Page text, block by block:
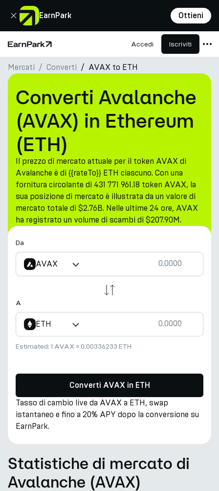
EarnPark Ottieni
Chiudi
Pagina principale Accedi Iscriviti
Prodotti
Mercati
Calcolatori
PARK Token
Risorse
Azienda
Mercati Converti AVAX to ETH
Converti Avalanche
(AVAX) in Ethereum
(ETH)
Il prezzo di mercato attuale per il token AVAX di
Avalanche è di {{rateTo}} ETH ciascuno. Con una
fornitura circolante di 431 771 961.18 token AVAX, la
sua posizione di mercato è illustrata da un valore di
mercato totale di $2.76B. Nelle ultime 24 ore, AVAX
ha registrato un volume di scambi di $207.90M.
Da
AVAX
A
ETH
Estimated: 1 AVAX ≈ 0.00336233 ETH
Converti AVAX in ETH
Tasso di cambio live da AVAX a ETH, swap
istantaneo e fino a 20% APY dopo la conversione su
EarnPark.
Statistiche di mercato di
Avalanche (AVAX)